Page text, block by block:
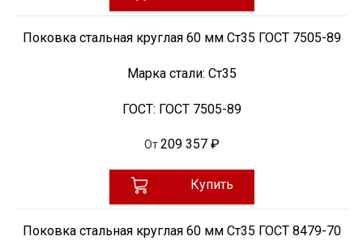
Поковка стальная круглая 60 мм Ст35 ГОСТ 7505-89
Марка стали: Ст35
ГОСТ: ГОСТ 7505-89
От 209 357 ₽
Купить
Поковка стальная круглая 60 мм Ст35 ГОСТ 8479-70